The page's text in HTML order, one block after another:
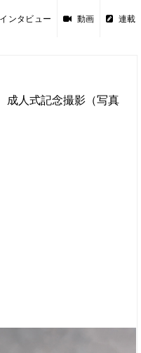
インタビュー 動画 連載
成人式記念撮影（写真